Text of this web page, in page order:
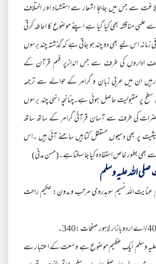
سے جس میں جابجا اشعار سے استشہاد اور اختلاف
مناقشہ بھی کیا گیا ہے اپنے موضوع کا احاطہ کرتی
اس لیے بھی دو چند ہو جاتی ہے کہ گذشتہ چند برسوں
اداروں کی طرف سے جس اندازپر فہم قرآن کے
ان میں عربی زبان و گرامر کے حوالے سے ترجمہ
پر مقبولیت حاصل ہوئی ہے۔چنانچہ انہی چند برسوں
کی طرف سے آسان قرآنی گرامر کے ساتھ ساتھ
پر بھی دسیوں مستقل کتابیں سامنے آئی ہیں ۔اس
بطور خاص استفادہ کیا جا سکتاہے۔(حسن مدنی)
اللہ نسیم سوہدروی مرتب و مدون: حکیم راحت
علیہ وسلم ایک عظیم موضوع ہے وسعت کے اعتبار سے